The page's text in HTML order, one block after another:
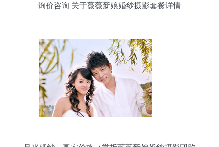
询价咨询 关于薇薇新娘婚纱摄影套餐详情